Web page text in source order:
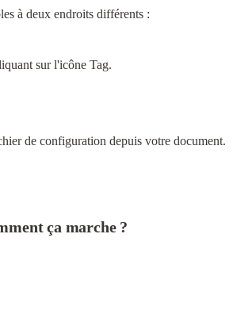
à deux endroits différents :
sur l'icône Tag.
de configuration depuis votre document.
ça marche ?